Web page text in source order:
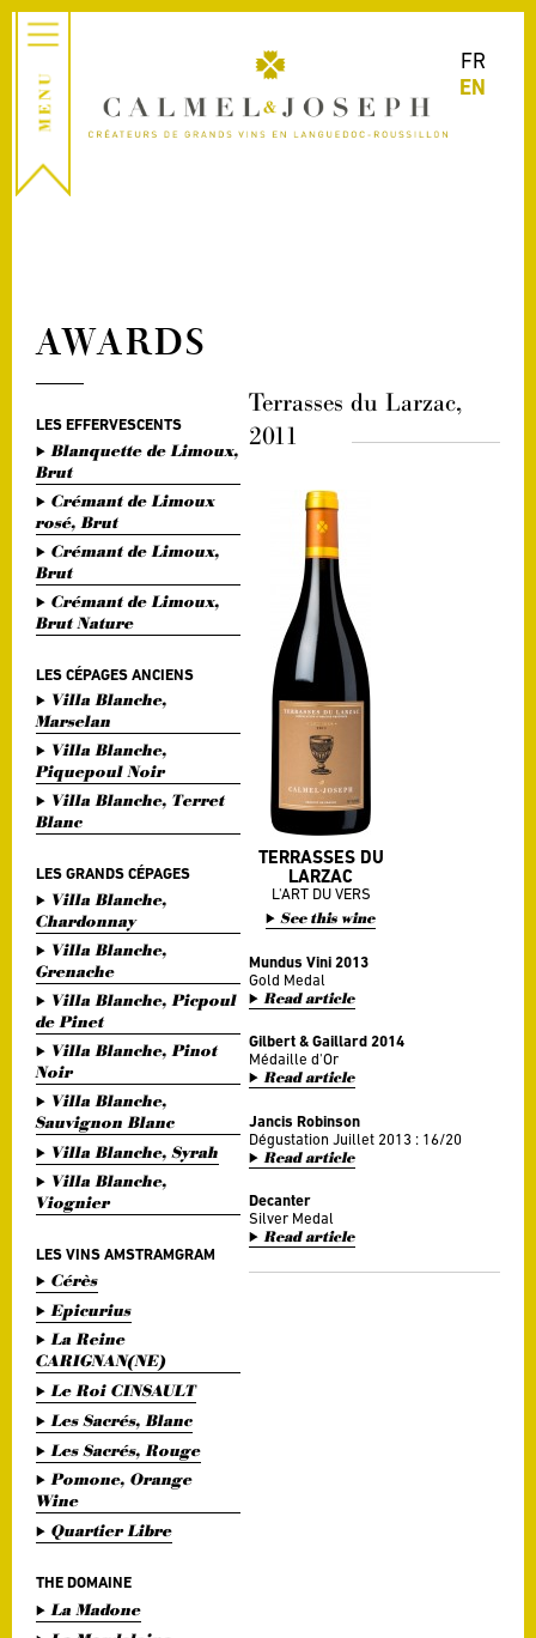
FR
EN
AWARDS
LES EFFERVESCENTS
Blanquette de Limoux,
Brut
Crémant de Limoux
rosé, Brut
Crémant de Limoux,
Brut
Crémant de Limoux,
Brut Nature
LES CÉPAGES ANCIENS
Villa Blanche,
Marselan
Villa Blanche,
Piquepoul Noir
Villa Blanche, Terret
Blanc
LES GRANDS CÉPAGES
Villa Blanche,
Chardonnay
Villa Blanche,
Grenache
Villa Blanche, Picpoul
de Pinet
Villa Blanche, Pinot
Noir
Villa Blanche,
Sauvignon Blanc
Villa Blanche, Syrah
Villa Blanche,
Viognier
LES VINS AMSTRAMGRAM
Cérès
Epicurius
La Reine
CARIGNAN(NE)
Le Roi CINSAULT
Les Sacrés, Blanc
Les Sacrés, Rouge
Pomone, Orange
Wine
Quartier Libre
THE DOMAINE
La Madone
Terrasses du Larzac,
2011
TERRASSES DU
LARZAC
L'ART DU VERS
See this wine
Mundus Vini 2013
Gold Medal
Read article
Gilbert & Gaillard 2014
Médaille d'Or
Read article
Jancis Robinson
Dégustation Juillet 2013 : 16/20
Read article
Decanter
Silver Medal
Read article